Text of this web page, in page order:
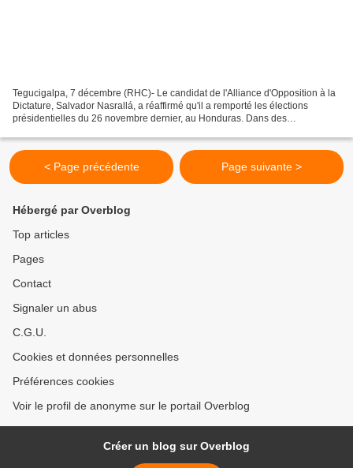
Tegucigalpa, 7 décembre (RHC)- Le candidat de l'Alliance d'Opposition à la
Dictature, Salvador Nasrallá, a réaffirmé qu'il a remporté les élections
présidentielles du 26 novembre dernier, au Honduras. Dans des
< Page précédente Page suivante >
Hébergé par Overblog
Top articles
Pages
Contact
Signaler un abus
C.G.U.
Cookies et données personnelles
Préférences cookies
Voir le profil de anonyme sur le portail Overblog
Créer un blog sur Overblog